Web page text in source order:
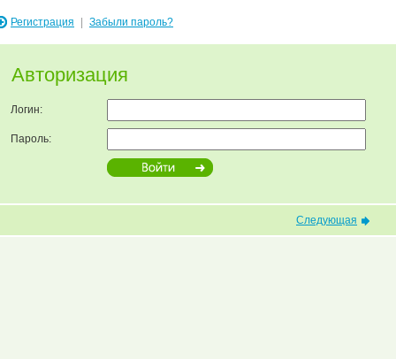
Регистрация Забыли пароль?
Авторизация
Логин:
Пароль:
Следующая